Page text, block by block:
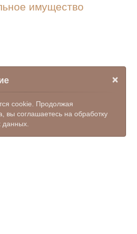
имущество
×
cookie. Продолжая
вы соглашаетесь на обработку
данных.